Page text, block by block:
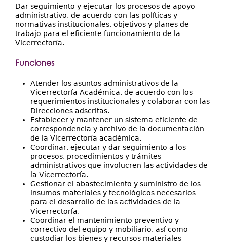
Dar seguimiento y ejecutar los procesos de apoyo
administrativo, de acuerdo con las políticas y
normativas institucionales, objetivos y planes de
trabajo para el eficiente funcionamiento de la
Vicerrectoría.
Funciones
Atender los asuntos administrativos de la
Vicerrectoría Académica, de acuerdo con los
requerimientos institucionales y colaborar con las
Direcciones adscritas.
Establecer y mantener un sistema eficiente de
correspondencia y archivo de la documentación
de la Vicerrectoría académica.
Coordinar, ejecutar y dar seguimiento a los
procesos, procedimientos y trámites
administrativos que involucren las actividades de
la Vicerrectoría.
Gestionar el abastecimiento y suministro de los
insumos materiales y tecnológicos necesarios
para el desarrollo de las actividades de la
Vicerrectoría.
Coordinar el mantenimiento preventivo y
correctivo del equipo y mobiliario, así como
custodiar los bienes y recursos materiales